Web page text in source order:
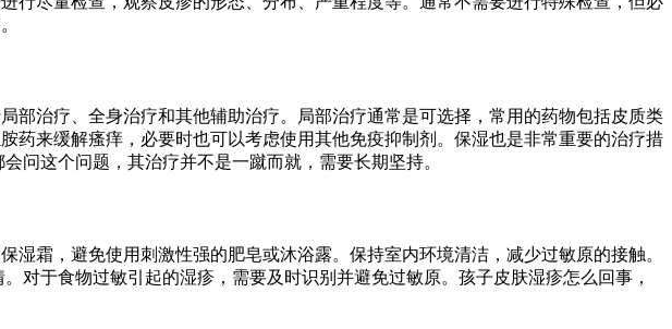
治疗、全身治疗和其他辅助治疗。局部治疗通常是可选择，常用的药物包括皮质类
药来缓解瘙痒，必要时也可以考虑使用其他免疫抑制剂。保湿也是非常重要的治疗措
问这个问题，其治疗并不是一蹴而就，需要长期坚持。
霜，避免使用刺激性强的肥皂或沐浴露。保持室内环境清洁，减少过敏原的接触。
对于食物过敏引起的湿疹，需要及时识别并避免过敏原。孩子皮肤湿疹怎么回事，